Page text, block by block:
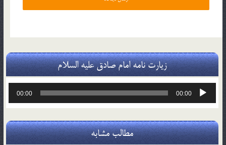
زیارت نامه امام صادق علیه السلام
پخش‌کننده
00:00
00:00
مطالب مشابه